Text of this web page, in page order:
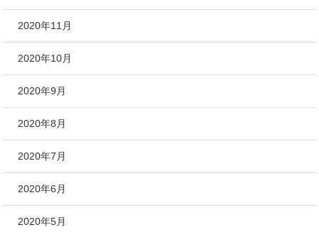
2020年11月
2020年10月
2020年9月
2020年8月
2020年7月
2020年6月
2020年5月